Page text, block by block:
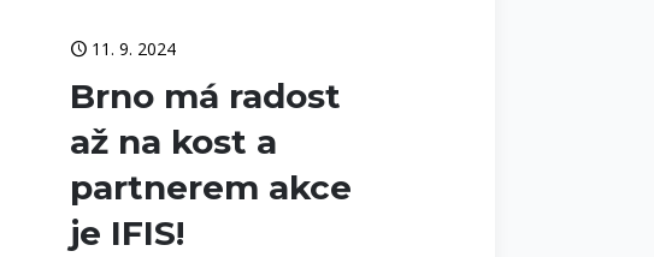
11. 9. 2024
Brno má radost
až na kost a
partnerem akce
je IFIS!